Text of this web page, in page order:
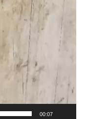
00:07